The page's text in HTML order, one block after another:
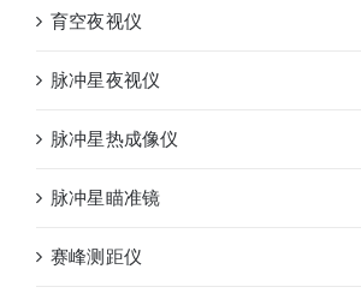
育空夜视仪
脉冲星夜视仪
脉冲星热成像仪
脉冲星瞄准镜
赛峰测距仪